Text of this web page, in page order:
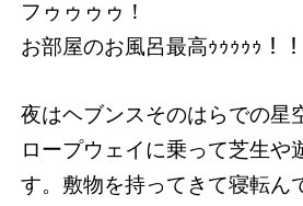
フゥゥゥゥ！
お部屋のお風呂最高ｩｩｩｩｩ！！
夜はヘブンスそのはらでの星
ロープウェイに乗って芝生や
す。敷物を持ってきて寝転ん